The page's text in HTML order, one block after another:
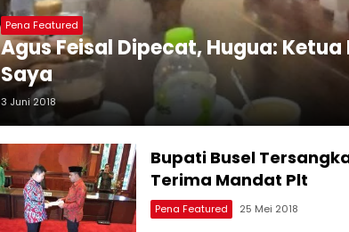
Pena Featured
Agus Feisal Dipecat, Hugua: Ketua
Saya
3 Juni 2018
Bupati Busel
Terima Mandat Plt
Pena Featured 25 Mei 2018